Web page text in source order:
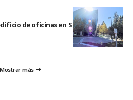
de oficinas en Sunnyvale
Mostrar más